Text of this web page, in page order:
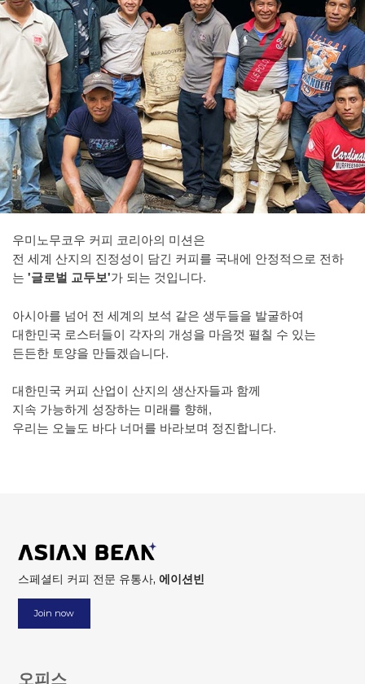
우미노무코우 커피 코리아의 미션은
전 세계 산지의 진정성이 담긴 커피를 국내에 안정적으로 전하
는 '글로벌 교두보'가 되는 것입니다.
아시아를 넘어 전 세계의 보석 같은 생두들을 발굴하여
대한민국 로스터들이 각자의 개성을 마음껏 펼칠 수 있는
든든한 토양을 만들겠습니다.
대한민국 커피 산업이 산지의 생산자들과 함께
지속 가능하게 성장하는 미래를 향해,
우리는 오늘도 바다 너머를 바라보며 정진합니다.
스페셜티 커피 전문 유통사,에이션빈
Join now
오피스